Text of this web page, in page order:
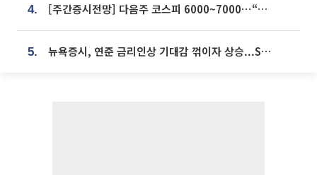
4. [주간증시전망] 다음주 코스피 6000~7000⋯“外人 수급은 정책이 변수”
5. 뉴욕증시, 연준 금리인상 기대감 꺾이자 상승...S&P500 사상 최고치 [종합]